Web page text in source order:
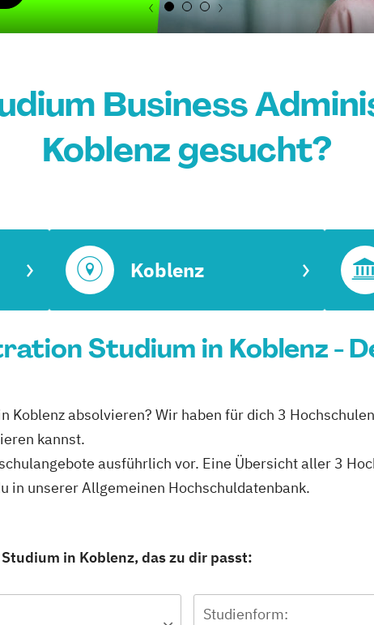
Business
Koblenz gesucht?
Koblenz
Studium in Koblenz -
absolvieren? Wir haben für dich 3
kannst.
ausführlich vor. Eine Übersicht aller 3
in unserer Allgemeinen Hochschuldatenbank.
in Koblenz, das zu dir passt:
Studienform: